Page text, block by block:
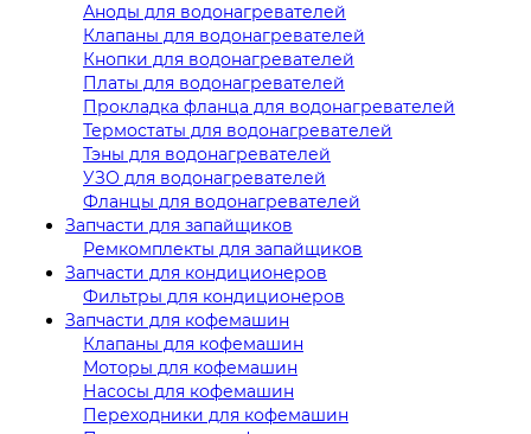
Аноды для водонагревателей
Клапаны для водонагревателей
Кнопки для водонагревателей
Платы для водонагревателей
Прокладка фланца для водонагревателей
Термостаты для водонагревателей
Тэны для водонагревателей
УЗО для водонагревателей
Фланцы для водонагревателей
Запчасти для запайщиков
Ремкомплекты для запайщиков
Запчасти для кондиционеров
Фильтры для кондиционеров
Запчасти для кофемашин
Клапаны для кофемашин
Моторы для кофемашин
Насосы для кофемашин
Переходники для кофемашин